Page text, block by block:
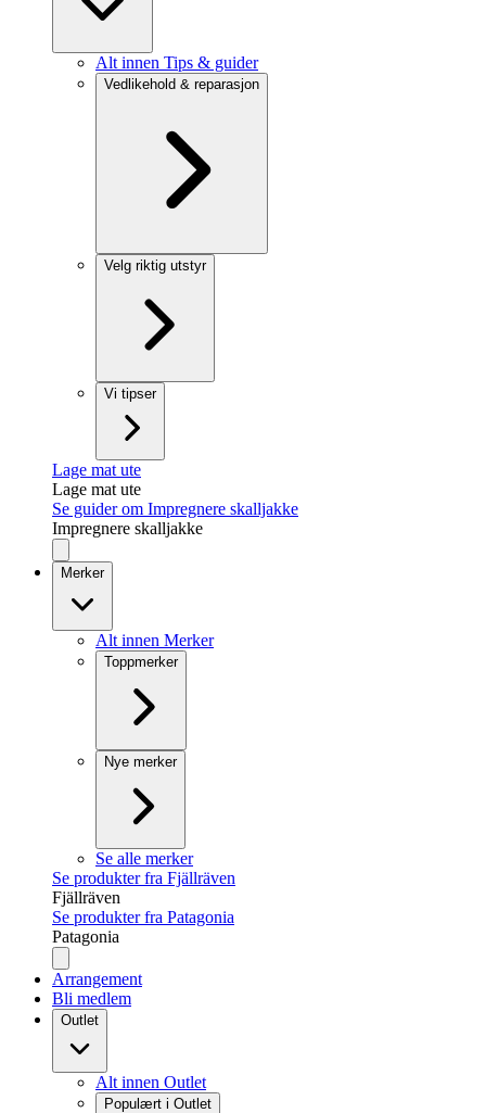
Alt innen Tips & guider
Vedlikehold & reparasjon
Velg riktig utstyr
Vi tipser
Lage mat ute
Lage mat ute
Se guider om Impregnere skalljakke
Impregnere skalljakke
Merker
Alt innen Merker
Toppmerker
Nye merker
Se alle merker
Se produkter fra Fjällräven
Fjällräven
Se produkter fra Patagonia
Patagonia
Arrangement
Bli medlem
Outlet
Alt innen Outlet
Populært i Outlet